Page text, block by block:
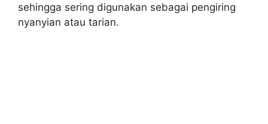
sehingga sering digunakan sebagai pengiring
nyanyian atau tarian.